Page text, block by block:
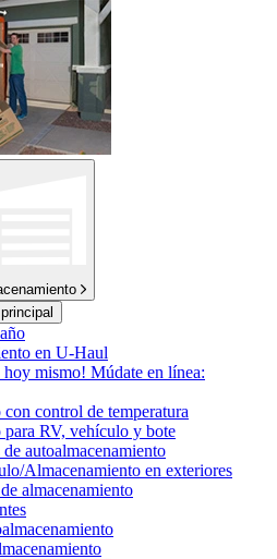
en U-Haul
hoy mismo! Múdate en línea:
control de temperatura
para RV, vehículo y bote
autoalmacenamiento
Almacenamiento en exteriores
almacenamiento